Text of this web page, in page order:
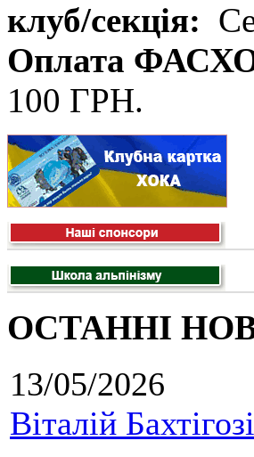
клуб/секція:
Оплата
100 ГРН.
ОСТАННІ
13/05/2026
Віталій